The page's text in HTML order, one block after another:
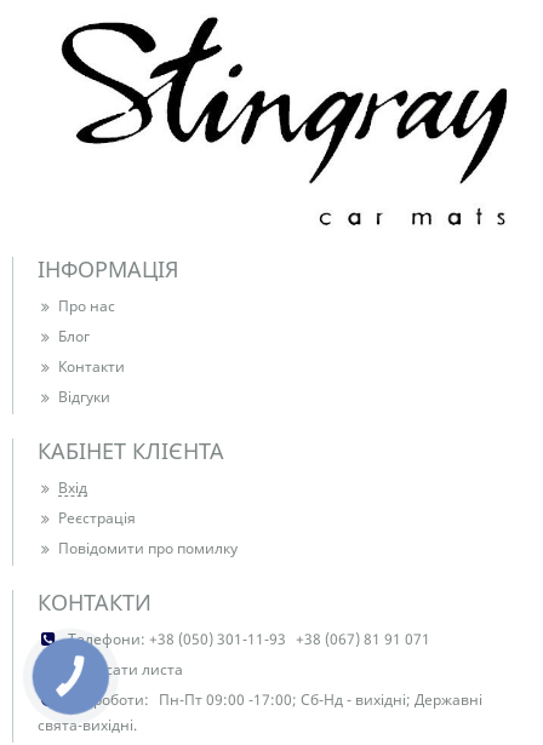
ІНФОРМАЦІЯ
Про нас
Блог
Контакти
Відгуки
КАБІНЕТ КЛІЄНТА
Вхід
Реєстрація
Повідомити про помилку
КОНТАКТИ
Телефони: +38 (050) 301-11-93 +38 (067) 81 91 071
Написати листа
Час роботи: Пн-Пт 09:00 -17:00; Сб-Нд - вихідні; Державні
свята-вихідні.
КНОПКА
ЗВ'ЯЗКУ